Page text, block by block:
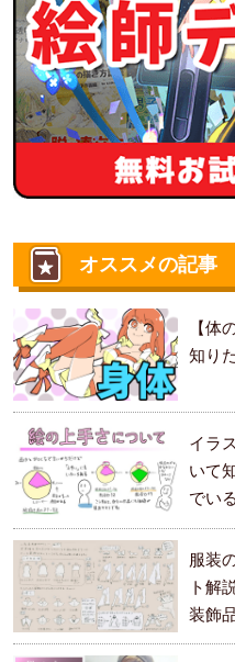
オススメの記事
【体
知り
イラ
いて
でい
服装
ト解
装飾